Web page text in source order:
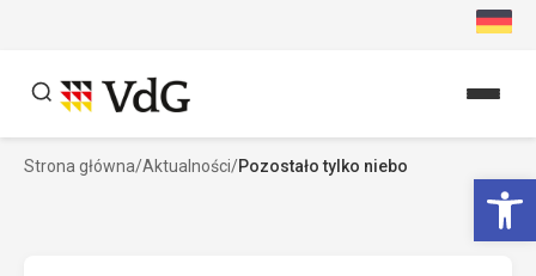
Szukaj
Strona główna/Aktualności/Pozostało tylko niebo